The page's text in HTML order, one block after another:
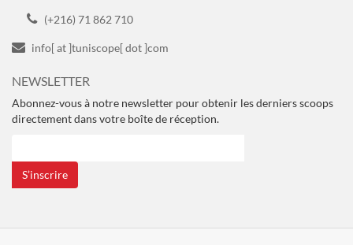
(+216) 71 862 710
info[ at ]tuniscope[ dot ]com
NEWSLETTER
Abonnez-vous à notre newsletter pour obtenir les derniers scoops
directement dans votre boîte de réception.
S’inscrire